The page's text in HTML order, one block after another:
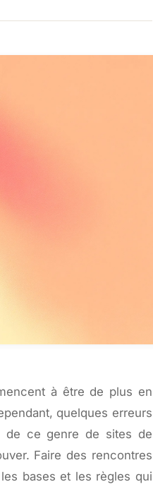
à être de plus en
quelques erreurs
de ce genre de sites de
Faire des rencontres
bases et les règles qui